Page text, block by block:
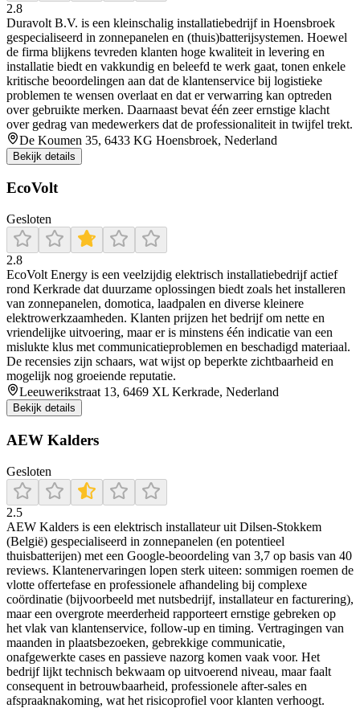
2.8
Duravolt B.V. is een kleinschalig installatiebedrijf in Hoensbroek
gespecialiseerd in zonnepanelen en (thuis)batterijsystemen. Hoewel
de firma blijkens tevreden klanten hoge kwaliteit in levering en
installatie biedt en vakkundig en beleefd te werk gaat, tonen enkele
kritische beoordelingen aan dat de klantenservice bij logistieke
problemen te wensen overlaat en dat er verwarring kan optreden
over gebruikte merken. Daarnaast bevat één zeer ernstige klacht
over gedrag van medewerkers dat de professionaliteit in twijfel trekt.
De Koumen 35, 6433 KG Hoensbroek, Nederland
Bekijk details
EcoVolt
Gesloten
2.8
EcoVolt Energy is een veelzijdig elektrisch installatiebedrijf actief
rond Kerkrade dat duurzame oplossingen biedt zoals het installeren
van zonnepanelen, domotica, laadpalen en diverse kleinere
elektrowerkzaamheden. Klanten prijzen het bedrijf om nette en
vriendelijke uitvoering, maar er is minstens één indicatie van een
mislukte klus met communicatieproblemen en beschadigd materiaal.
De recensies zijn schaars, wat wijst op beperkte zichtbaarheid en
mogelijk nog groeiende reputatie.
Leeuwerikstraat 13, 6469 XL Kerkrade, Nederland
Bekijk details
AEW Kalders
Gesloten
2.5
AEW Kalders is een elektrisch installateur uit Dilsen‑Stokkem
(België) gespecialiseerd in zonnepanelen (en potentieel
thuisbatterijen) met een Google-beoordeling van 3,7 op basis van 40
reviews. Klantenervaringen lopen sterk uiteen: sommigen roemen de
vlotte offertefase en professionele afhandeling bij complexe
coördinatie (bijvoorbeeld met nutsbedrijf, installateur en facturering),
maar een overgrote meerderheid rapporteert ernstige gebreken op
het vlak van klantenservice, follow-up en timing. Vertragingen van
maanden in plaatsbezoeken, gebrekkige communicatie,
onafgewerkte cases en passieve nazorg komen vaak voor. Het
bedrijf lijkt technisch bekwaam op uitvoerend niveau, maar faalt
consequent in betrouwbaarheid, professionele after‑sales en
afspraaknakoming, wat het risicoprofiel voor klanten verhoogt.